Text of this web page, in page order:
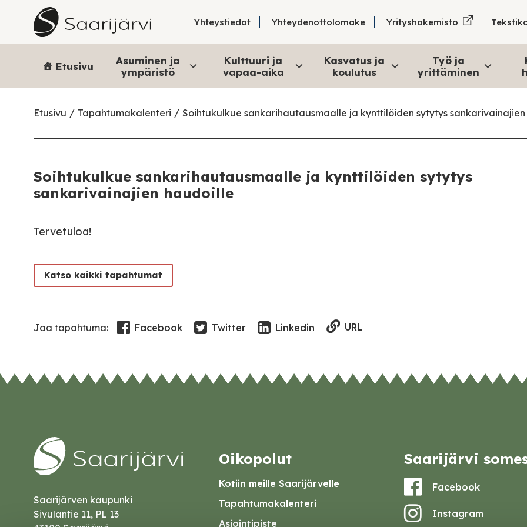
Skip to content
Yhteystiedot Yhteydenottolomake Yrityshakemisto
Etusivu
Asuminen ja
ympäristö
Kulttuuri ja
vapaa-aika
Kasvatus ja
koulutus
Työ ja
yrittäminen
Etusivu Tapahtumakalenteri Soihtukulkue sankarihautausmaalle ja kynttilöiden sytytys
Soihtukulkue sankarihautausmaalle ja kynttilöiden sytytys
sankarivainajien haudoille
Tervetuloa!
Katso kaikki tapahtumat
Jaa tapahtuma: Facebook Twitter Linkedin URL
Saarijärven kaupunki
Sivulantie 11, PL 13
Oikopolut
Kotiin meille Saarijärvelle
Tapahtumakalenteri
Asiointipiste
Saarijärvi
Facebook
Instagram